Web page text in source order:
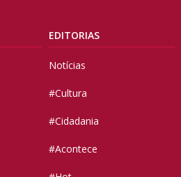
EDITORIAS
Notícias
#Cultura
#Cidadania
#Acontece